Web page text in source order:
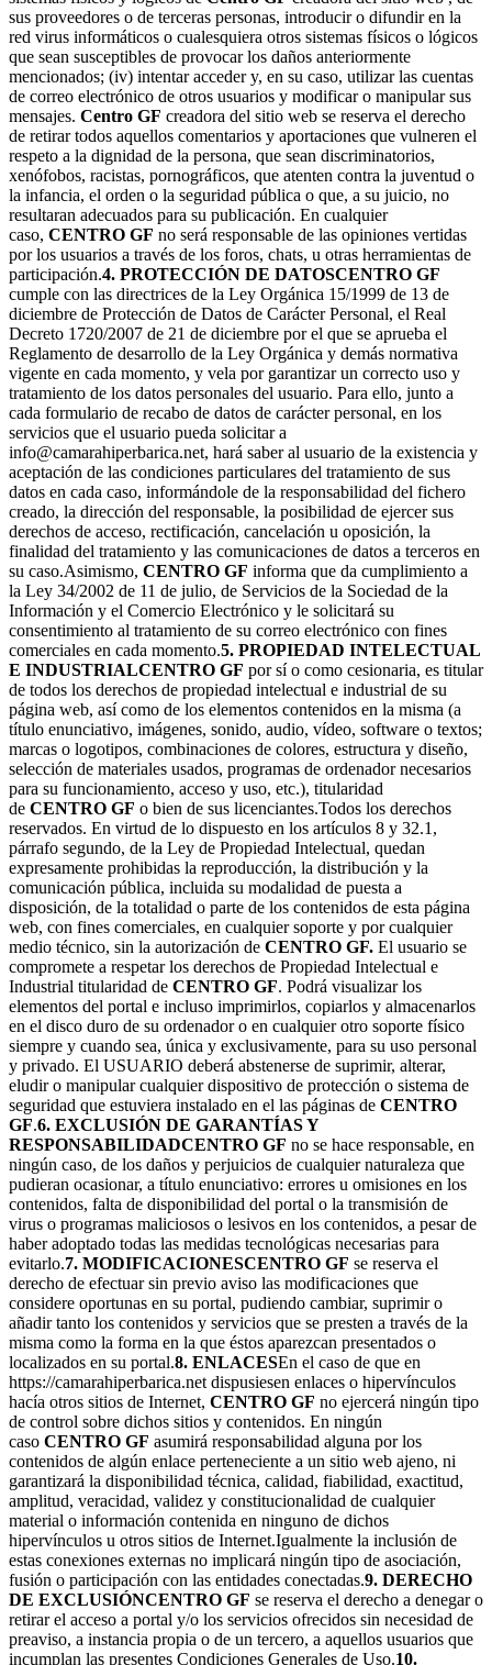
sus proveedores o de terceras personas, introducir o difundir en la
red virus informáticos o cualesquiera otros sistemas físicos o lógicos
que sean susceptibles de provocar los daños anteriormente
mencionados; (iv) intentar acceder y, en su caso, utilizar las cuentas
de correo electrónico de otros usuarios y modificar o manipular sus
mensajes. Centro GF creadora del sitio web se reserva el derecho
de retirar todos aquellos comentarios y aportaciones que vulneren el
respeto a la dignidad de la persona, que sean discriminatorios,
xenófobos, racistas, pornográficos, que atenten contra la juventud o
la infancia, el orden o la seguridad pública o que, a su juicio, no
resultaran adecuados para su publicación. En cualquier
caso, CENTRO GF no será responsable de las opiniones vertidas
por los usuarios a través de los foros, chats, u otras herramientas de
participación.4. PROTECCIÓN DE DATOSCENTRO GF
cumple con las directrices de la Ley Orgánica 15/1999 de 13 de
diciembre de Protección de Datos de Carácter Personal, el Real
Decreto 1720/2007 de 21 de diciembre por el que se aprueba el
Reglamento de desarrollo de la Ley Orgánica y demás normativa
vigente en cada momento, y vela por garantizar un correcto uso y
tratamiento de los datos personales del usuario. Para ello, junto a
cada formulario de recabo de datos de carácter personal, en los
servicios que el usuario pueda solicitar a
info@camarahiperbarica.net, hará saber al usuario de la existencia y
aceptación de las condiciones particulares del tratamiento de sus
datos en cada caso, informándole de la responsabilidad del fichero
creado, la dirección del responsable, la posibilidad de ejercer sus
derechos de acceso, rectificación, cancelación u oposición, la
finalidad del tratamiento y las comunicaciones de datos a terceros en
su caso.Asimismo, CENTRO GF informa que da cumplimiento a
la Ley 34/2002 de 11 de julio, de Servicios de la Sociedad de la
Información y el Comercio Electrónico y le solicitará su
consentimiento al tratamiento de su correo electrónico con fines
comerciales en cada momento.5. PROPIEDAD INTELECTUAL
E INDUSTRIALCENTRO GF por sí o como cesionaria, es titular
de todos los derechos de propiedad intelectual e industrial de su
página web, así como de los elementos contenidos en la misma (a
título enunciativo, imágenes, sonido, audio, vídeo, software o textos;
marcas o logotipos, combinaciones de colores, estructura y diseño,
selección de materiales usados, programas de ordenador necesarios
para su funcionamiento, acceso y uso, etc.), titularidad
de CENTRO GF o bien de sus licenciantes.Todos los derechos
reservados. En virtud de lo dispuesto en los artículos 8 y 32.1,
párrafo segundo, de la Ley de Propiedad Intelectual, quedan
expresamente prohibidas la reproducción, la distribución y la
comunicación pública, incluida su modalidad de puesta a
disposición, de la totalidad o parte de los contenidos de esta página
web, con fines comerciales, en cualquier soporte y por cualquier
medio técnico, sin la autorización de CENTRO GF. El usuario se
compromete a respetar los derechos de Propiedad Intelectual e
Industrial titularidad de CENTRO GF. Podrá visualizar los
elementos del portal e incluso imprimirlos, copiarlos y almacenarlos
en el disco duro de su ordenador o en cualquier otro soporte físico
siempre y cuando sea, única y exclusivamente, para su uso personal
y privado. El USUARIO deberá abstenerse de suprimir, alterar,
eludir o manipular cualquier dispositivo de protección o sistema de
seguridad que estuviera instalado en el las páginas de CENTRO
GF.6. EXCLUSIÓN DE GARANTÍAS Y
RESPONSABILIDADCENTRO GF no se hace responsable, en
ningún caso, de los daños y perjuicios de cualquier naturaleza que
pudieran ocasionar, a título enunciativo: errores u omisiones en los
contenidos, falta de disponibilidad del portal o la transmisión de
virus o programas maliciosos o lesivos en los contenidos, a pesar de
haber adoptado todas las medidas tecnológicas necesarias para
evitarlo.7. MODIFICACIONESCENTRO GF se reserva el
derecho de efectuar sin previo aviso las modificaciones que
considere oportunas en su portal, pudiendo cambiar, suprimir o
añadir tanto los contenidos y servicios que se presten a través de la
misma como la forma en la que éstos aparezcan presentados o
localizados en su portal.8. ENLACESEn el caso de que en
https://camarahiperbarica.net dispusiesen enlaces o hipervínculos
hacía otros sitios de Internet, CENTRO GF no ejercerá ningún tipo
de control sobre dichos sitios y contenidos. En ningún
caso CENTRO GF asumirá responsabilidad alguna por los
contenidos de algún enlace perteneciente a un sitio web ajeno, ni
garantizará la disponibilidad técnica, calidad, fiabilidad, exactitud,
amplitud, veracidad, validez y constitucionalidad de cualquier
material o información contenida en ninguno de dichos
hipervínculos u otros sitios de Internet.Igualmente la inclusión de
estas conexiones externas no implicará ningún tipo de asociación,
fusión o participación con las entidades conectadas.9. DERECHO
DE EXCLUSIÓNCENTRO GF se reserva el derecho a denegar o
retirar el acceso a portal y/o los servicios ofrecidos sin necesidad de
preaviso, a instancia propia o de un tercero, a aquellos usuarios que
incumplan las presentes Condiciones Generales de Uso.10.